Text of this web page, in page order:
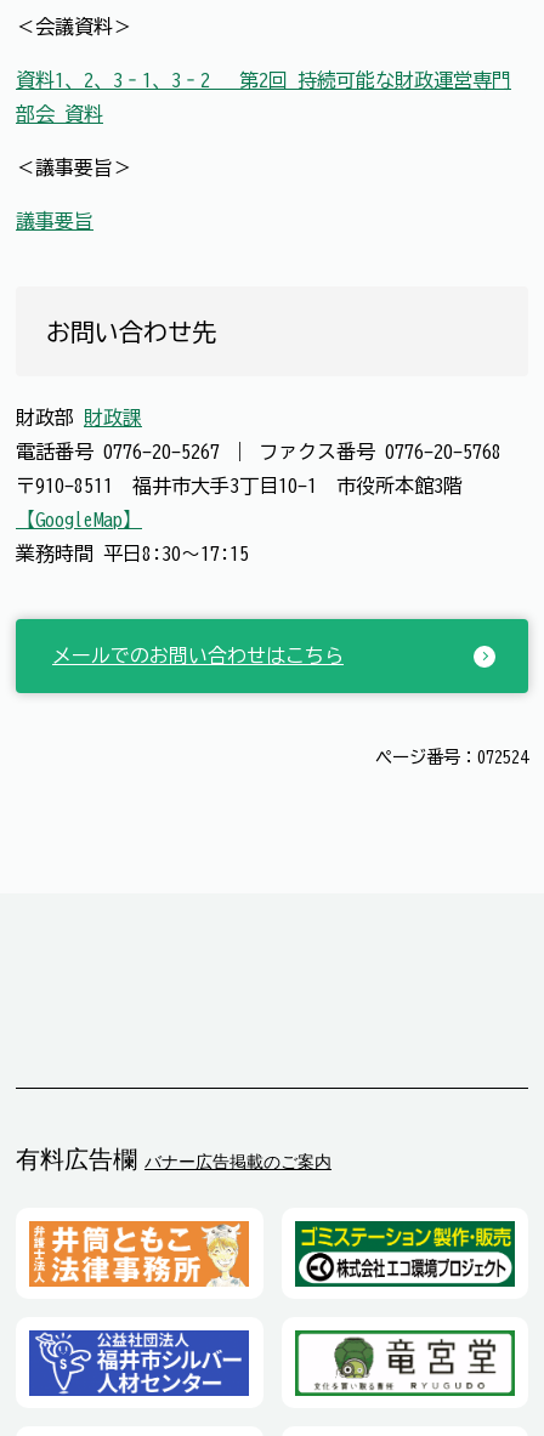
＜会議資料＞
資料1、2、3‐1、3‐2 第2回 持続可能な財政運営専門
部会 資料
＜議事要旨＞
議事要旨
お問い合わせ先
財政部 財政課
電話番号 0776-20-5267 ファクス番号 0776-20-5768
〒910-8511 福井市大手3丁目10-1 市役所本館3階
【GoogleMap】
業務時間 平日8:30～17:15
メールでのお問い合わせはこちら
ページ番号：072524
有料広告欄 バナー広告掲載のご案内